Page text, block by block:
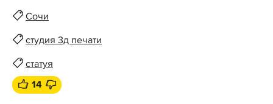
Сочи
студия 3д печати
статуя
14